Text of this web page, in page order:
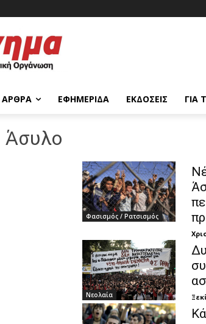
ΆΡΘΡΑ ΕΦΗΜΕΡΊΔΑ ΕΚΔΌΣΕΙΣ ΓΙΑ
Άσυλο
Φασισμός / Ρατσισμός
Νεολαία